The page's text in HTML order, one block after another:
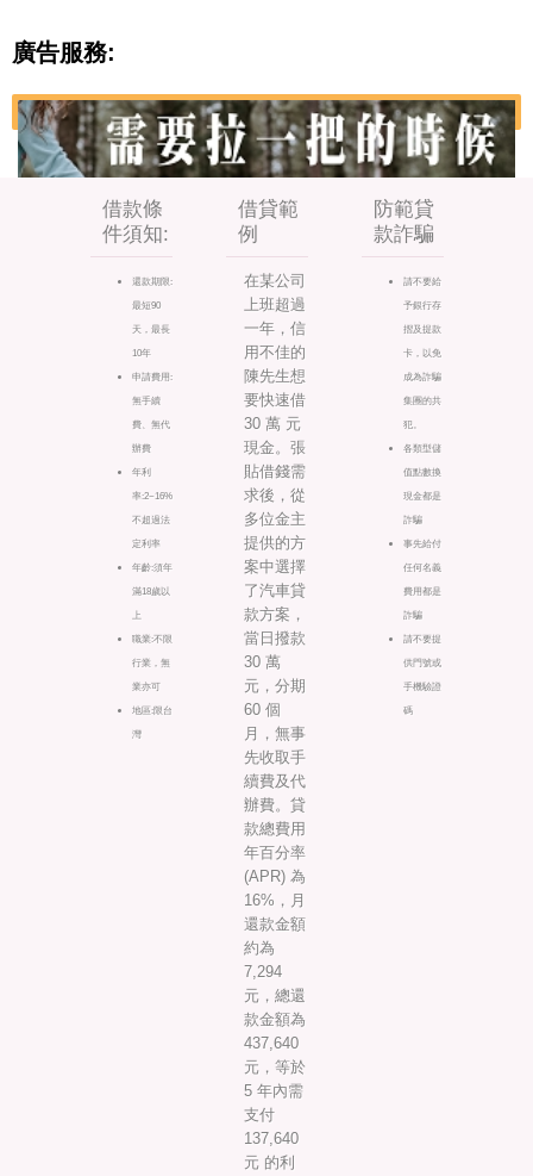
廣告服務:
借款條
件須知:
還款期限:
最短90
天，最長
10年
申請費用:
無手續
費、無代
辦費
年利
率:2~16%
不超過法
定利率
年齡:須年
滿18歲以
上
職業:不限
行業，無
業亦可
地區:限台
灣
借貸範
例
在某公司
上班超過
一年，信
用不佳的
陳先生想
要快速借
30 萬 元
現金。張
貼借錢需
求後，從
多位金主
提供的方
案中選擇
了汽車貸
款方案，
當日撥款
30 萬
元，分期
60 個
月，無事
先收取手
續費及代
辦費。貸
款總費用
年百分率
(APR) 為
16%，月
還款金額
約為
7,294
元，總還
款金額為
437,640
元，等於
5 年內需
支付
137,640
元 的利
防範貸
款詐騙
請不要給
予銀行存
摺及提款
卡，以免
成為詐騙
集團的共
犯。
各類型儲
值點數換
現金都是
詐騙
事先給付
任何名義
費用都是
詐騙
請不要提
供門號或
手機驗證
碼